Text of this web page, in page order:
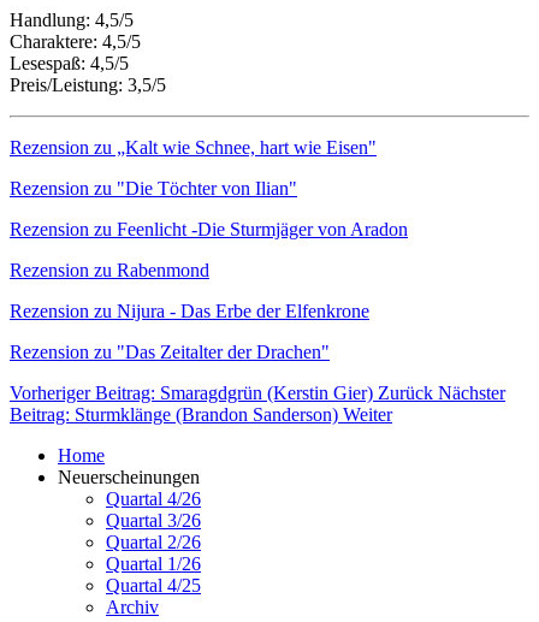
Handlung: 4,5/5
Charaktere: 4,5/5
Lesespaß: 4,5/5
Preis/Leistung: 3,5/5
Rezension zu „Kalt wie Schnee, hart wie Eisen"
Rezension zu "Die Töchter von Ilian"
Rezension zu Feenlicht -Die Sturmjäger von Aradon
Rezension zu Rabenmond
Rezension zu Nijura - Das Erbe der Elfenkrone
Rezension zu "Das Zeitalter der Drachen"
Vorheriger Beitrag: Smaragdgrün (Kerstin Gier) Zurück Nächster
Beitrag: Sturmklänge (Brandon Sanderson) Weiter
Home
Neuerscheinungen
Quartal 4/26
Quartal 3/26
Quartal 2/26
Quartal 1/26
Quartal 4/25
Archiv